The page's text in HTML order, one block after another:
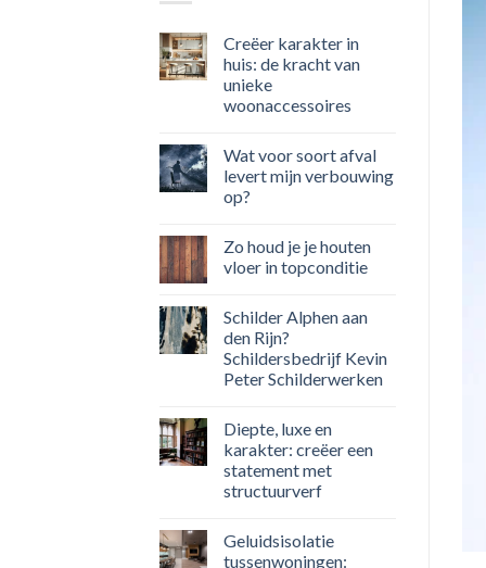
Creëer karakter in
huis: de kracht van
unieke
woonaccessoires
Wat voor soort afval
levert mijn verbouwing
op?
Zo houd je je houten
vloer in topconditie
Schilder Alphen aan
den Rijn?
Schildersbedrijf Kevin
Peter Schilderwerken
Diepte, luxe en
karakter: creëer een
statement met
structuurverf
Geluidsisolatie
tussenwoningen: